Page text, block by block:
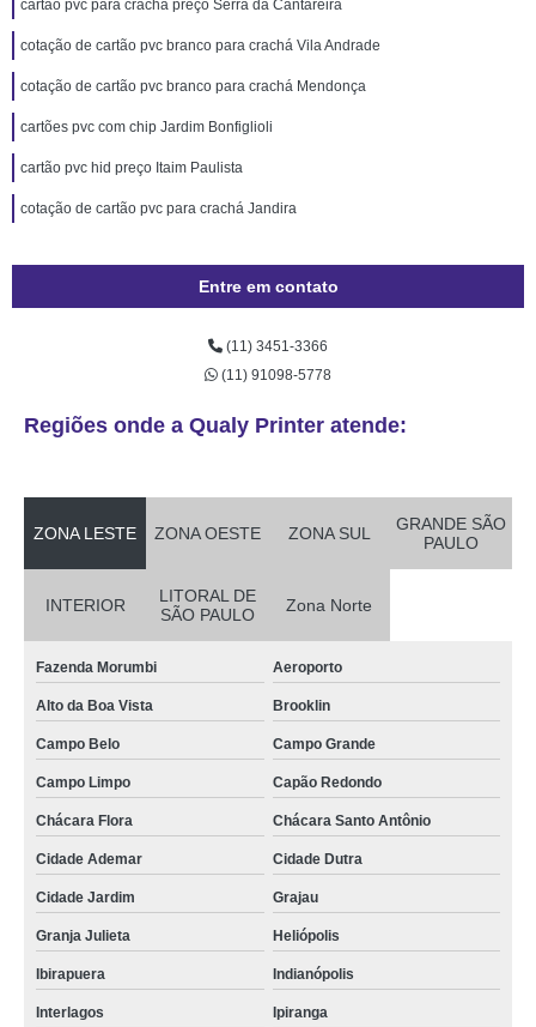
cartão pvc para crachá preço Serra da Cantareira
cotação de cartão pvc branco para crachá Vila Andrade
cotação de cartão pvc branco para crachá Mendonça
cartões pvc com chip Jardim Bonfiglioli
cartão pvc hid preço Itaim Paulista
cotação de cartão pvc para crachá Jandira
Entre em contato
(11) 3451-3366
(11) 91098-5778
Regiões onde a Qualy Printer atende:
ZONA LESTE ZONA OESTE ZONA SUL
GRANDE SÃO
PAULO
INTERIOR
LITORAL DE
SÃO PAULO
Zona Norte
Fazenda Morumbi Aeroporto
Alto da Boa Vista Brooklin
Campo Belo Campo Grande
Campo Limpo Capão Redondo
Chácara Flora Chácara Santo Antônio
Cidade Ademar Cidade Dutra
Cidade Jardim Grajau
Granja Julieta Heliópolis
Ibirapuera Indianópolis
Interlagos Ipiranga